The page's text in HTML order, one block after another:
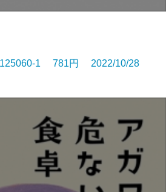
1 781円 2022/10/28